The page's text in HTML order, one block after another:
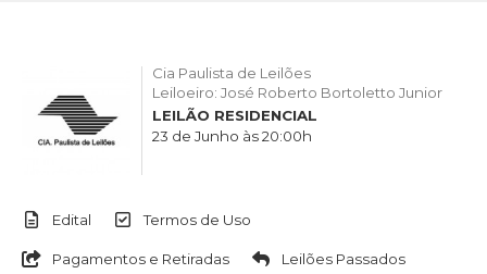
Cia Paulista de Leilões
Leiloeiro: José Roberto Bortoletto Junior
LEILÃO RESIDENCIAL
23 de Junho às 20:00h
Edital Termos de Uso
Pagamentos e Retiradas Leilões Passados